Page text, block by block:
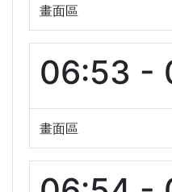
畫面區
06:53 -
畫面區